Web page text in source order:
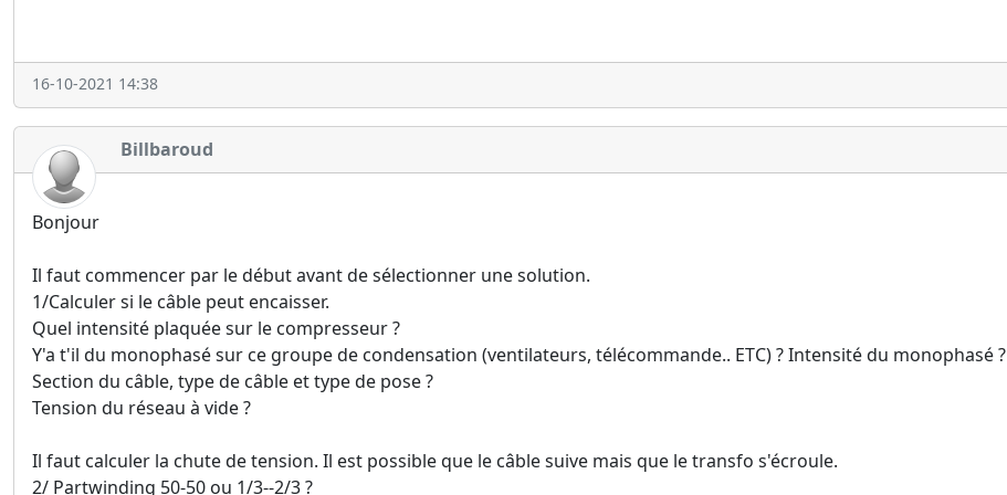
16-10-2021 14:38
Billbaroud
Bonjour
Il faut commencer par le début avant de sélectionner une solution.
1/Calculer si le câble peut encaisser.
Quel intensité plaquée sur le compresseur ?
Y'a t'il du monophasé sur ce groupe de condensation (ventilateurs, télécommande.. ETC) ? Intensité du monophasé ?
Section du câble, type de câble et type de pose ?
Tension du réseau à vide ?
Il faut calculer la chute de tension. Il est possible que le câble suive mais que le transfo s'écroule.
2/ Partwinding 50-50 ou 1/3--2/3 ?